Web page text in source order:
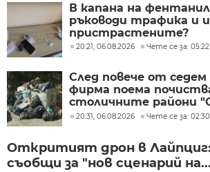
В капана на
ръководи трафика и
пристрастените?
20:21, 06.08.2026 Чете се за:
След повече от седем
фирма поема
столичните райони
"Подуяне" и "Изгрев"
20:31, 06.08.2026 Чете се за:
Откритият дрон в
съобщи за "нов сценарий на...